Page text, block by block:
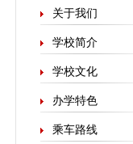
关于我们
学校简介
学校文化
办学特色
乘车路线